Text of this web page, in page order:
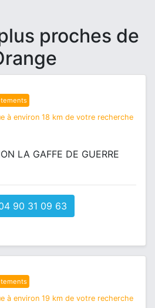
proches de
à environ 18 km de votre recherche
LA GAFFE DE GUERRE
90 31 09 63
à environ 19 km de votre recherche